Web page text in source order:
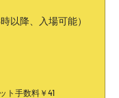
以降、入場可能）
ト手数料￥41